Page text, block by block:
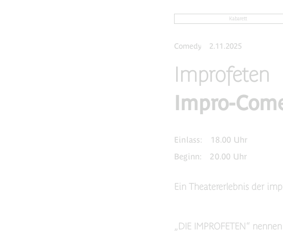
Kabarett
Comedy 2.11.2025
Improfeten
Impro-
Einlass:
18.00 Uhr
Beginn:
20.00 Uhr
Ein Theatererlebnis der
„DIE IMPROFETEN“